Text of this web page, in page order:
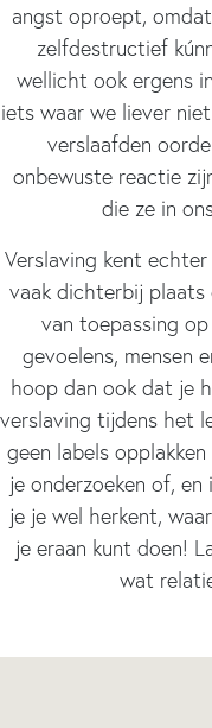
angst oproept,
zelfdestructief
wellicht ook ergens
iets waar we liever
verslaafden
onbewuste reactie
die ze in
Verslaving kent
vaak dichterbij plaats
van toepassing
gevoelens, mensen
hoop dan ook dat je
verslaving tijdens het
geen labels
je onderzoeken of, en
je je wel herkent,
je eraan kunt doen!
wat